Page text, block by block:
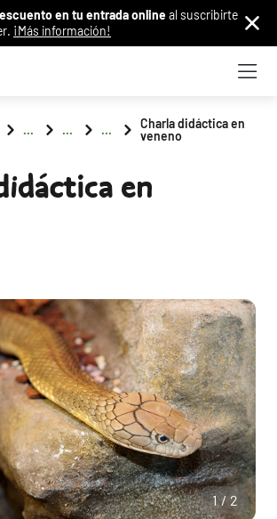
en tu entrada onlineal suscribirte
¡Más información!
... ... ...
Charla didáctica en
veneno
en
1/2